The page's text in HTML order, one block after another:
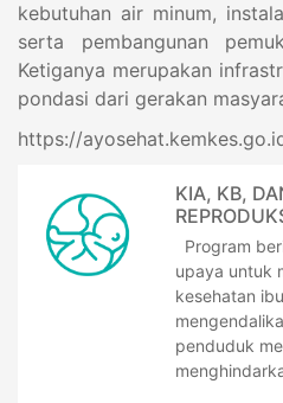
kebutuhan air minum,
serta pembangunan
Ketiganya merupakan
pondasi dari gerakan
https://
KIA, KB,
Program
upaya untuk
kesehatan
penduduk